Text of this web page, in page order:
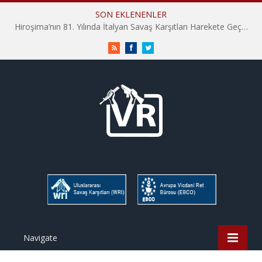
SON EKLENENLER
Hiroşima’nın 81. Yılında İtalyan Savaş Karşıtları Harekete Geçti: “Hatırlamak yeterli değil”
RSS FacebookTwitter
Navigate